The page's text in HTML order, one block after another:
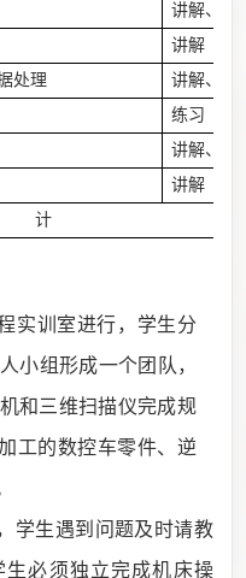
讲解、示
讲解
处理
讲解、示
练习
讲解、示
讲解
计
实训室进行，学生分
人小组形成一个团队，
和三维扫描仪完成规
工的数控车零件、逆
学生遇到问题及时请教
必须独立完成机床操